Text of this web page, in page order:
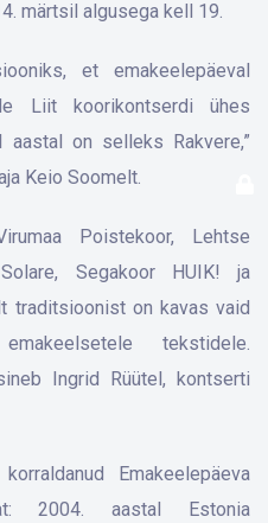
märtsil algusega kell 19.
et emakeelepäeval
Liit koorikontserdi ühes
aastal on selleks Rakvere,”
Keio Soomelt.
Poistekoor, Lehtse
Segakoor HUIK! ja
traditsioonist on kavas vaid
tekstidele.
Ingrid Rüütel, kontserti
Emakeelepäeva
2004. aastal Estonia